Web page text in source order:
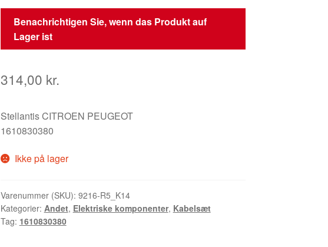
Benachrichtigen Sie, wenn das Produkt auf
Lager ist
314,00 kr.
Stellantis CITROEN PEUGEOT
1610830380
Ikke på lager
Varenummer (SKU): 9216-R5_K14
Kategorier: Andet, Elektriske komponenter, Kabelsæt
Tag: 1610830380